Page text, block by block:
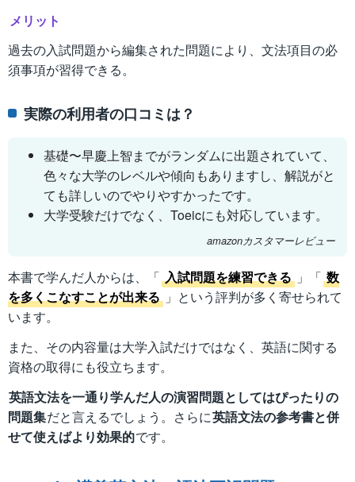
メリット
過去の入試問題から編集された問題により、文法項目の必
須事項が習得できる。
実際の利用者の口コミは？
基礎〜早慶上智までがランダムに出題されていて、
色々な大学のレベルや傾向もありますし、解説がと
ても詳しいのでやりやすかったです。
大学受験だけでなく、Toeicにも対応しています。
amazonカスタマーレビュー
本書で学んだ人からは、「 入試問題を練習できる 」「 数
を多くこなすことが出来る 」という評判が多く寄せられて
います。
また、その内容量は大学入試だけではなく、英語に関する
資格の取得にも役立ちます。
英語文法を一通り学んだ人の演習問題としてはぴったりの
問題集だと言えるでしょう。さらに英語文法の参考書と併
せて使えばより効果的です。